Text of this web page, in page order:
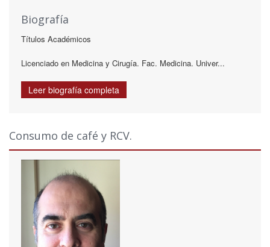
Biografía
Títulos Académicos
Licenciado en Medicina y Cirugía. Fac. Medicina. Univer...
Leer biografía completa
Consumo de café y RCV.